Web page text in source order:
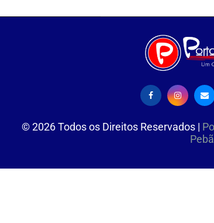
©2026Todos os Direitos Reservados |